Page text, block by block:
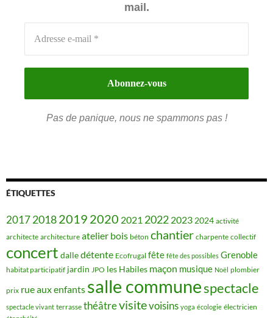
mail.
Pas de panique, nous ne spammons pas !
ÉTIQUETTES
201720182019 2020 2021 2022 2023 2024 activité
architecte architecture atelier bois béton chantier charpente collectif
concert dalledétente Ecofrugal fête fête des possibles Grenoble
habitat participatif jardin JPO les Habiles maçon musique Noël plombier
prix rue aux enfants salle communespectacle
spectacle vivant terrasse théâtrevisitevoisins yoga écologie électricien